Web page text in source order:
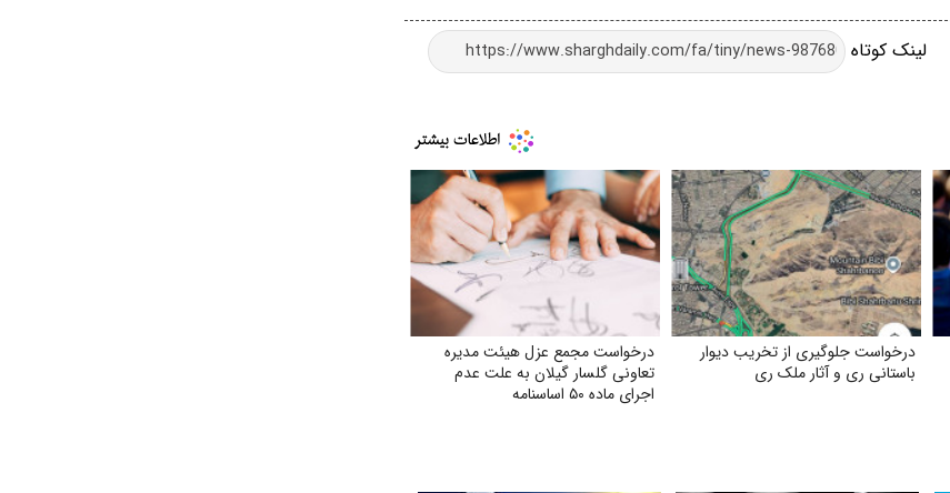
لینک کوتاه
درخواست جلوگیری از تخریب دیوار
باستانی ری و آثار ملک ری
درخواست مجمع عزل هیئت مدیره
تعاونی گلسار گیلان به علت عدم
اجرای ماده ۵۰ اساسنامه